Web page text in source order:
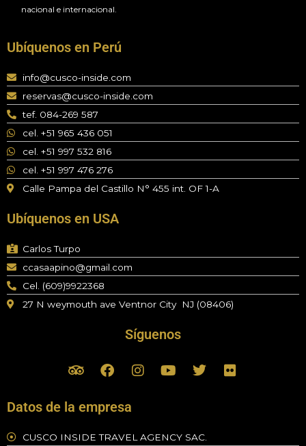
nacional e internacional.
Ubíquenos en Perú
info@cusco-inside.com
reservas@cusco-inside.com
tef. 084-269 587
cel. +51 965 436 051
cel. +51 997 532 816
cel. +51 997 476 276
Calle Pampa del Castillo N° 455 int. OF 1-A
Ubíquenos en USA
Carlos Turpo
ccasaapino@gmail.com
Cel. (609)9922368
27 N weymouth ave Ventnor City NJ (08406)
Síguenos
T
r
p
d
F
a
e
o
I
n
g
Y
o
b
T
w
e
F
l
Datos de la empresa
CUSCO INSIDE TRAVEL AGENCY SAC.